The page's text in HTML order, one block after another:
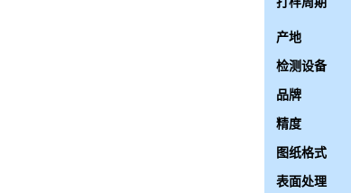
产地
检测设备
品牌
精度
图纸格式
表面处理